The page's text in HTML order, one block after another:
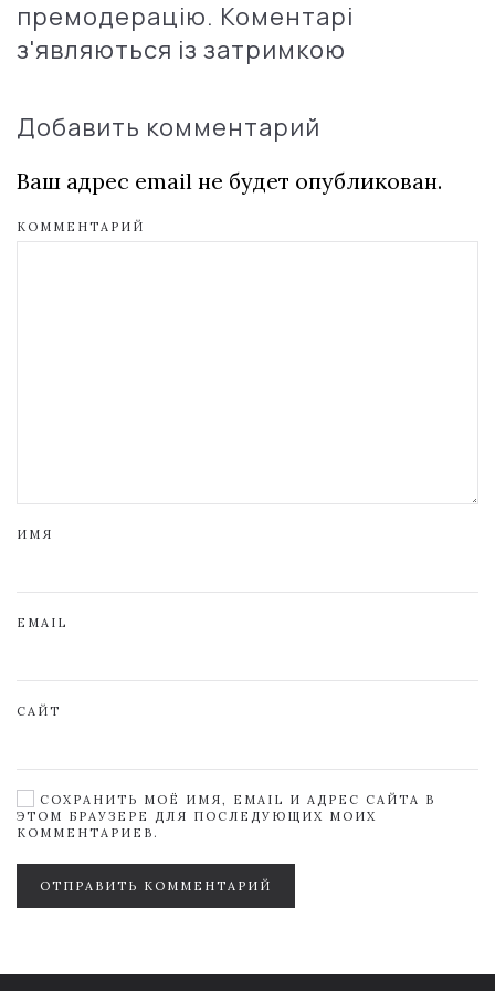
премодерацію. Коментарі
з'являються із затримкою
Добавить комментарий
Ваш адрес email не будет опубликован.
КОММЕНТАРИЙ
ИМЯ
EMAIL
САЙТ
СОХРАНИТЬ МОЁ ИМЯ, EMAIL И АДРЕС САЙТА В
ЭТОМ БРАУЗЕРЕ ДЛЯ ПОСЛЕДУЮЩИХ МОИХ
КОММЕНТАРИЕВ.
ОТПРАВИТЬ КОММЕНТАРИЙ